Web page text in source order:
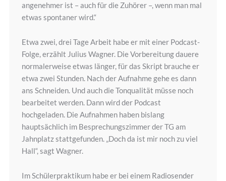
angenehmer ist – auch für die Zuhörer –, wenn man mal
etwas spontaner wird.“
Etwa zwei, drei Tage Arbeit habe er mit einer Podcast-
Folge, erzählt Julius Wagner. Die Vorbereitung dauere
normalerweise etwas länger, für das Skript brauche er
etwa zwei Stunden. Nach der Aufnahme gehe es dann
ans Schneiden. Und auch die Tonqualität müsse noch
bearbeitet werden. Dann wird der Podcast
hochgeladen. Die Aufnahmen haben bislang
hauptsächlich im Besprechungszimmer der TG am
Jahnplatz stattgefunden. „Doch da ist mir noch zu viel
Hall“, sagt Wagner.
Im Schülerpraktikum habe er bei einem Radiosender